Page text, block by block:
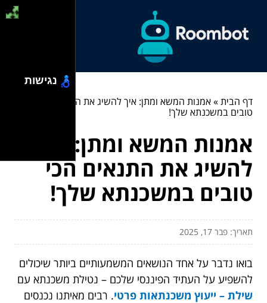
דף הבית»אמנות המשא ומתן: איך להשיג את התנאים הכי
טובים במשכנתא שלך!
אמנות המשא ומתן: איך
להשיג את התנאים הכי
טובים במשכנתא שלך!
תאריך: פבר 17, 2025
בואו נדבר על אחד הנושאים המשמעותיים ביותר שיכולים
להשפיע על העתיד הפיננסי שלכם – נטילת משכנתא עם
שילת – ייעוץ משכנתאות פרטי. רבים מאיתנו נכנסים
נגישות